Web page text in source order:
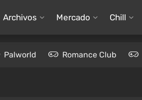
Archivos Mercado Chill
Palworld Romance Club